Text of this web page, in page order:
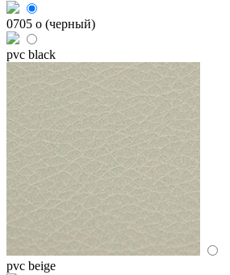
0705 o (черный)
pvc black
pvc beige